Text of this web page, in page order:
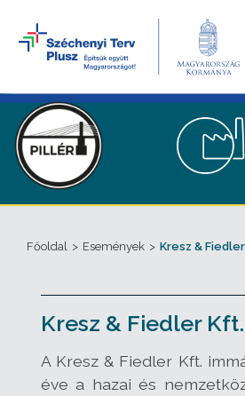
Főoldal > Események > Kresz &
Kresz & Fiedler Kft.
A Kresz & Fiedler Kft.
éve a hazai és